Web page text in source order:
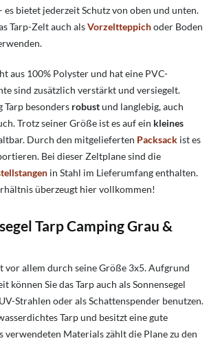
es bietet jederzeit Schutz von oben und unten.
Tarp-Zelt auch alsVorzeltteppichoder Boden
aus 100% Polyster und hat eine PVC-
sind zusätzlich verstärkt und versiegelt.
Tarp besonders robustund langlebig, auch
Trotz seiner Größe ist es auf ein kleines
Durch den mitgelieferten Packsack ist es
Bei dieser Zeltplane sind die
in Stahl im Lieferumfang enthalten.
überzeugt hier vollkommen!
Tarp Camping Grau &
vor allem durch seine Größe 3x5. Aufgrund
können Sie das Tarp auch als Sonnensegel
Strahlen oder als Schattenspender benutzen.
Tarp und besitzt eine gute
verwendeten Materials zählt die Plane zu den